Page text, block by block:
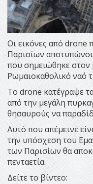
Οι εικόνες από drone
Παρισίων
που σημειώθηκε στον
Ρωμαιοκαθολικό ναό
Το drone κατέγραψε
από την μεγάλη
θησαυρούς να
Αυτό που απέμεινε
την υπόσχεση του
των Παρισίων θα
πενταετία.
Δείτε το βίντεο: